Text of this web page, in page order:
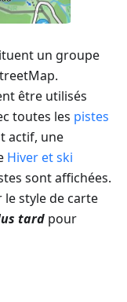
un groupe
être utilisés
toutes les pistes
actif, une
Hiver et ski
sont affichées.
style de carte
tard pour